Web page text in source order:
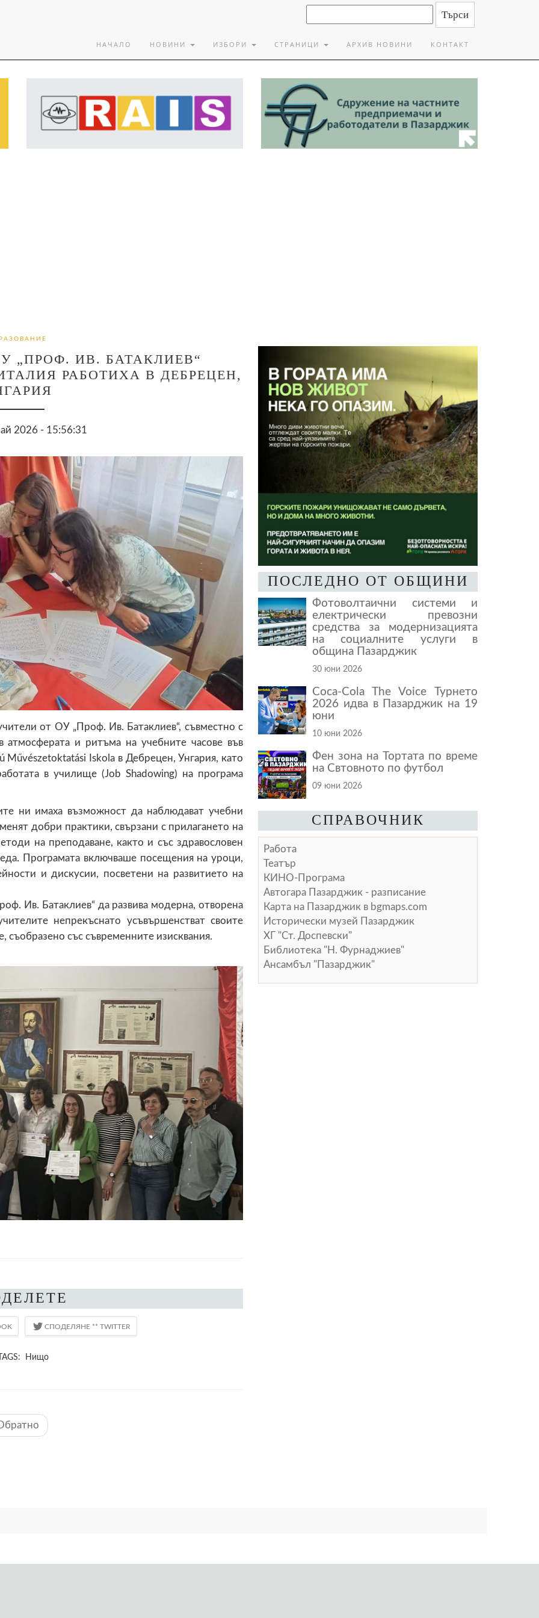
НАЧАЛО НОВИНИ ИЗБОРИ СТРАНИЦИ АРХИВ НОВИНИ КОНТАКТ
„ПРОФ. ИВ. БАТАКЛИЕВ“
РАБОТИХА В ДЕБРЕЦЕН,
2026 - 15:56:31
от ОУ „Проф. Ив. Батаклиев“, съвместно с
атмосферата и ритъма на учебните часове във
Iskola в Дебрецен, Унгария, като
в училище (Job Shadowing) на програма
ни имаха възможност да наблюдават учебни
добри практики, свързани с прилагането на
на преподаване, както и със здравословен
Програмата включваше посещения на уроци,
и дискусии, посветени на развитието на
Ив. Батаклиев“ да развива модерна, отворена
непрекъснато усъвършенстват своите
съобразено със съвременните изисквания.
Нищо
ПОСЛЕДНО ОТ ОБЩИНИ
Фотоволтаични системи и
електрически превозни
средства за модернизацията
на социалните услуги в
община Пазарджик
30 юни 2026
Coca-Cola The Voice Турнето
2026 идва в Пазарджик на 19
юни
10 юни 2026
Фен зона на Тортата по време
на Свтовното по футбол
09 юни 2026
СПРАВОЧНИК
Работа
Театър
КИНО-Програма
Автогара Пазарджик - разписание
Карта на Пазарджик в bgmaps.com
Исторически музей Пазарджик
ХГ "Ст. Доспевски"
Библиотека "Н. Фурнаджиев"
Ансамбъл "Пазарджик"